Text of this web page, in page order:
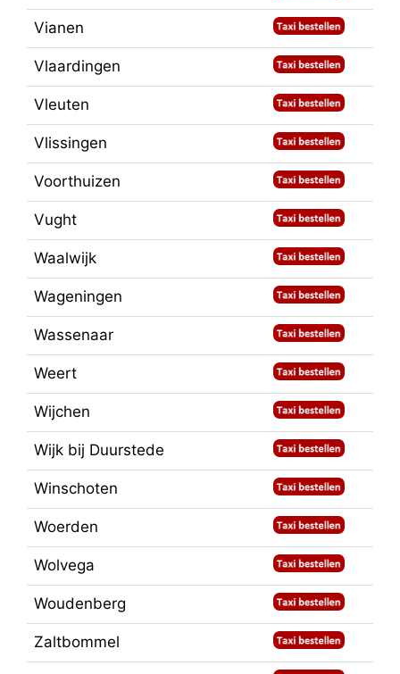
Vianen
Vlaardingen
Vleuten
Vlissingen
Voorthuizen
Vught
Waalwijk
Wageningen
Wassenaar
Weert
Wijchen
Wijk bij Duurstede
Winschoten
Woerden
Wolvega
Woudenberg
Zaltbommel